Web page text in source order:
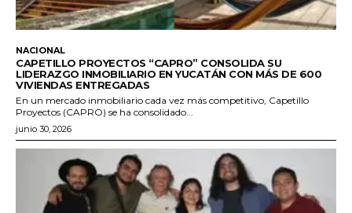
NACIONAL
CAPETILLO PROYECTOS “CAPRO” CONSOLIDA SU
LIDERAZGO INMOBILIARIO EN YUCATÁN CON MÁS DE 600
VIVIENDAS ENTREGADAS
En un mercado inmobiliario cada vez más competitivo, Capetillo
Proyectos (CAPRO) se ha consolidado...
junio 30, 2026